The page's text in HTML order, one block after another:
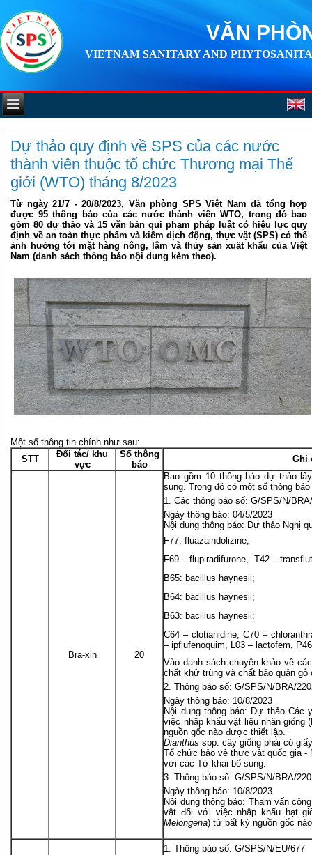
VĂN
VIETNAM SANITARY AND
Dự thảo quy định về SPS của các nước
thành viên thuộc tổ chức Thương mại Thế
giới (WTO) tháng 8/2023
Từ ngày 21/7 - 20/8/2023, Văn phòng SPS Việt Nam đã tổng hợp
được 95 thông báo của các nước thành viên WTO, trong đó bao
gồm 80 dự thảo và 15 văn bản qui phạm pháp luật có hiệu lực quy
định về an toàn thực phẩm và kiểm dịch động, thực vật (SPS) có thể
ảnh hưởng tới mặt hàng nông, lâm và thủy sản xuất khẩu của Việt
Nam (danh sách thông báo nội dung kèm theo).
Một số thông tin chính như sau:
STT
Đối tác/ khu
vực
Số thông
báo
Ghi
Bra-xin 20
Bao gồm 10 thông báo dự thảo
sung. Trong đó có một số thông
Các thông báo số: G/SPS/N/
Ngày thông báo: 04/5/2023
Nội dung thông báo: Dự thảo Nghị
F77: fluazaindolizine;
F69 – flupiradifurone, T42 –
B65: bacillus haynesii;
B64: bacillus haynesii;
B63: bacillus haynesii;
C64 – clotianidine, C70 –
– ipflufenoquim, L03 – lactofem,
Vào danh sách chuyên khảo về
chất khử trùng và chất bảo quản gỗ
Thông báo số: G/SPS/N/BRA/
Ngày thông báo: 10/8/2023
Nội dung thông báo: Dự thảo
việc nhập khẩu vật liệu nhân giống
nguồn gốc nào được thiết lập.
Dianthus spp. cây giống phải có
Tổ chức bảo vệ thực vật quốc gia
với các Tờ khai bổ sung.
Thông báo số: G/SPS/N/BRA/
Ngày thông báo: 10/8/2023
Nội dung thông báo: Tham vấn
vật đối với việc nhập khẩu hạt
Melongena) từ bất kỳ nguồn gốc
Thông báo số: G/SPS/N/EU/677